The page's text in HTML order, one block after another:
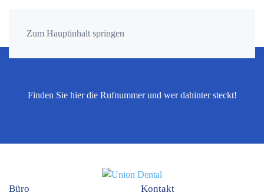
Zum Hauptinhalt springen
Finden Sie hier die Rufnummer und wer dahinter steckt!
Büro Kontakt